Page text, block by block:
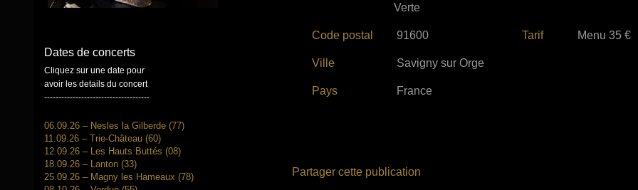
Verte
Code postal 91600 Tarif Menu 35 €
Ville Savigny sur Orge
Pays France
Partager cette publication
Dates de concerts
Cliquez sur une date pour
avoir les details du concert
-------------------------------------
06.09.26 – Nesles la Gilberde (77)
11.09.26 – Trie-Château (60)
12.09.26 – Les Hauts Buttés (08)
18.09.26 – Lanton (33)
25.09.26 – Magny les Hameaux (78)